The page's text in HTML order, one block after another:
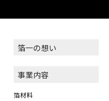
箔一の想い
事業内容
箔材料